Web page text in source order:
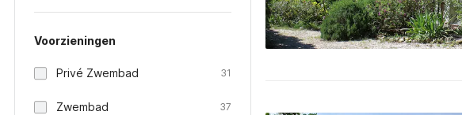
Voorzieningen
Privé Zwembad 31
Zwembad 37